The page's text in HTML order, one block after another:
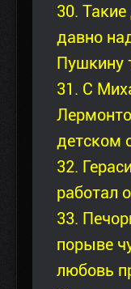
30.
давно
Пушкину
31. С
детском
32.
работал
33.
порыве
любовь